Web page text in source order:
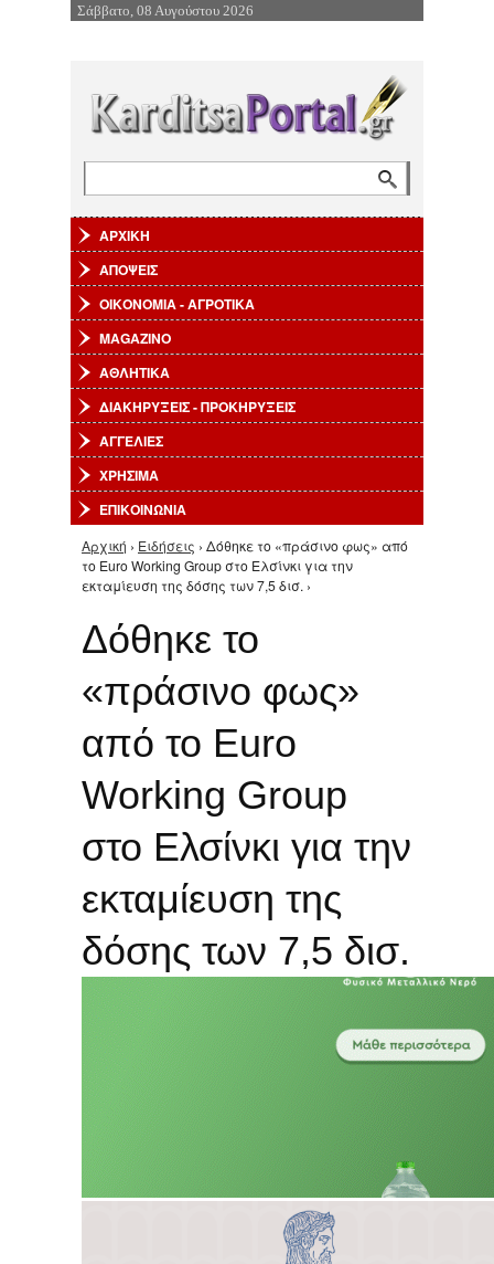
Επιστροφή στην Πλοήγηση
Σάββατο, 08 Αυγούστου 2026
ΑΡΧΙΚΗ
ΑΠΟΨΕΙΣ
ΟΙΚΟΝΟΜΙΑ - ΑΓΡΟΤΙΚΑ
MAGAZINO
ΑΘΛΗΤΙΚΑ
ΔΙΑΚΗΡΥΞΕΙΣ - ΠΡΟΚΗΡΥΞΕΙΣ
ΑΓΓΕΛΙΕΣ
ΧΡΗΣΙΜΑ
ΕΠΙΚΟΙΝΩΝΙΑ
Είστε εδώ
Αρχική › Ειδήσεις › Δόθηκε το «πράσινο φως» από
το Euro Working Group στο Ελσίνκι για την
εκταμίευση της δόσης των 7,5 δισ. ›
Δόθηκε το
«πράσινο φως»
από το Euro
Working Group
στο Ελσίνκι για την
εκταμίευση της
δόσης των 7,5 δισ.